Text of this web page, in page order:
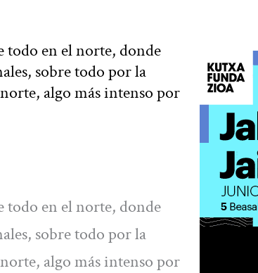
todo en el norte, donde
sobre todo por la
algo más intenso por
todo en el norte, donde
sobre todo por la
algo más intenso por